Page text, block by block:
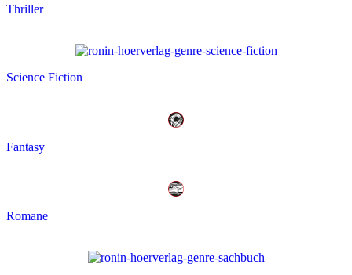
Thriller
Science Fiction
Fantasy
Romane